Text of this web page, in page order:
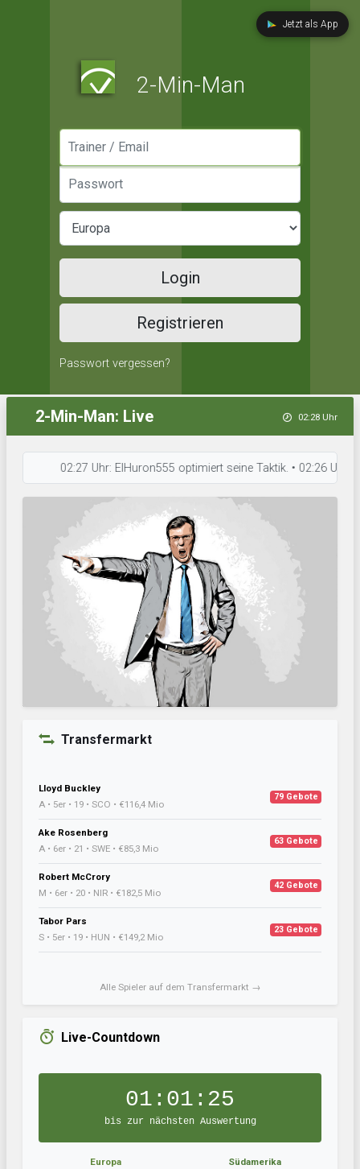
Jetzt als App
2-Min-Man
Login
Registrieren
Passwort vergessen?
2-Min-Man: Live 02:28 Uhr
02:27 Uhr: ElHuron555 optimiert seine Taktik. • 02:26 Uhr:
Transfermarkt
Lloyd Buckley
A • 5er • 19 • SCO • €116,4 Mio
79 Gebote
Ake Rosenberg
A • 6er • 21 • SWE • €85,3 Mio
63 Gebote
Robert McCrory
M • 6er • 20 • NIR • €182,5 Mio
42 Gebote
Tabor Pars
S • 5er • 19 • HUN • €149,2 Mio
23 Gebote
Alle Spieler auf dem Transfermarkt →
Live-Countdown
01:01:25
bis zur nächsten Auswertung
Europa
Südamerika